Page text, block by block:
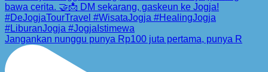
Jangankan nunggu punya Rp100 juta pertama, punya R